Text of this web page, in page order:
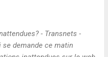
une dynamique de
Leur intervention seule
à son « explosion ». Les
opèrent si l’on peut d...
- Transnets -
se demande ce matin